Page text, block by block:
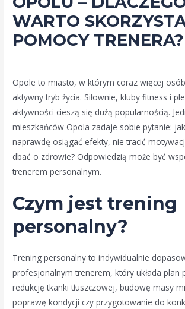
WARTO
POMOCY TRENERA?
Opole to miasto, w którym coraz więcej
aktywny tryb życia. Siłownie, kluby fitness i
aktywności cieszą się dużą popularnością.
mieszkańców Opola zadaje sobie pytanie:
naprawdę osiągać efekty, nie tracić
dbać o zdrowie? Odpowiedzią może być
trenerem personalnym.
Czym jest trening
personalny?
Trening personalny to indywidualnie
profesjonalnym trenerem, który układa plan
redukcję tkanki tłuszczowej, budowę masy
poprawę kondycji czy przygotowanie do